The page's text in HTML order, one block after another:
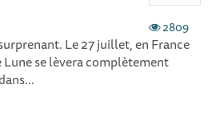
2809
Le 27 juillet, en France
se lèvera complètement